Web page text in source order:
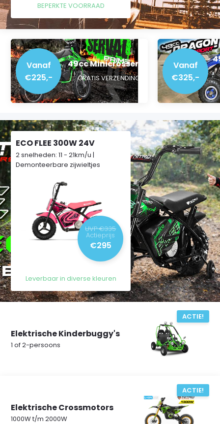
BEPERKTE VOORRAAD
49cc Minicrossers
GRATIS VERZENDING*
Vanaf
€225,-
Vanaf
€325,-
Elektrische Kinderbuggy's
1 of 2-persoons
ACTIE!
Elektrische Crossmotors
1000W t/m 2000W
ACTIE!
ECO FLEE 300W 24V
2 snelheden: 11 - 21km/u |
Demonteerbare zijwieltjes
UVP €335
Actieprijs
€295
Leverbaar in diverse kleuren